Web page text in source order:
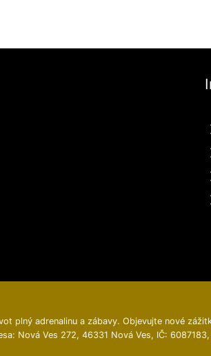
plný adrenalinu a zábavy. Objevujte nové
Nová Ves 272, 46331 Nová Ves, IČ: